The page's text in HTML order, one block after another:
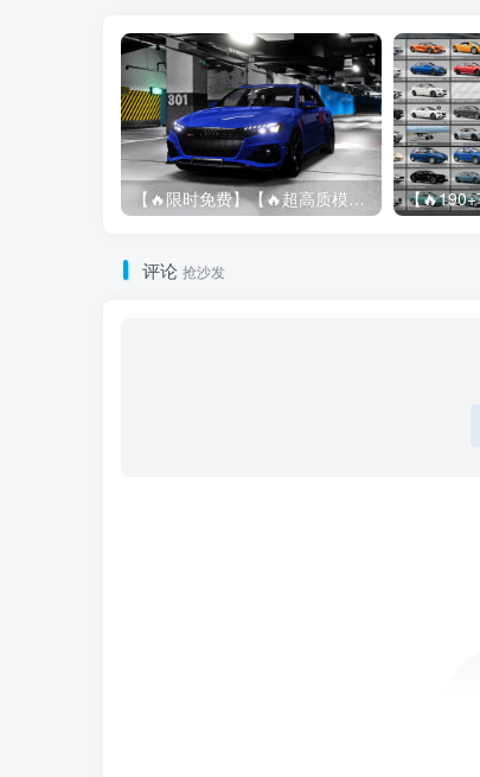
【🔥限时免费】【🔥超高质模组】2022 奥迪 A4/S4/RS4 Avant 2.61
评论 抢沙发